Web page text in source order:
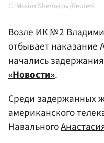
Maxim Shemetov/Reuters
Возле ИК № 2
отбывает наказание
начались
«Новости».
Среди задержанных
американского
Навального